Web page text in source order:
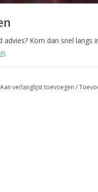
Kom dan snel langs
.
Aan verlanglijst toevoegen /